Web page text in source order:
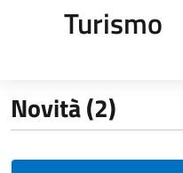
Turismo
Novità (2)